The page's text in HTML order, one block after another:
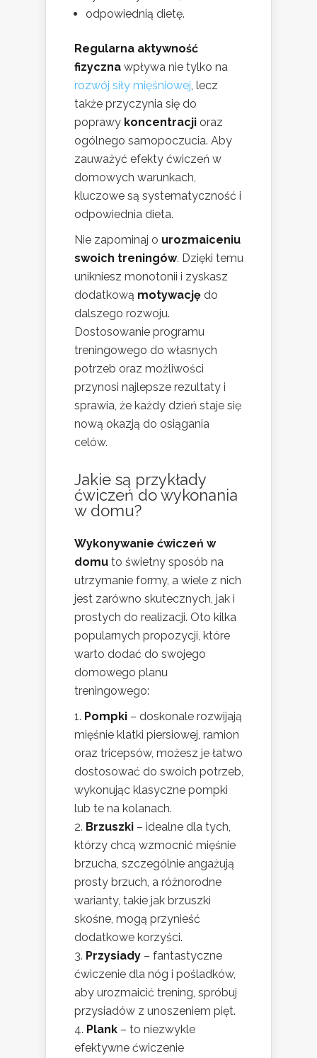
odpowiednią dietę.
Regularna aktywność
fizyczna wpływa nie tylko na
rozwój siły mięśniowej , lecz
także przyczynia się do
poprawy koncentracji oraz
ogólnego samopoczucia. Aby
zauważyć efekty ćwiczeń w
domowych warunkach,
kluczowe są systematyczność i
odpowiednia dieta.
Nie zapominaj o urozmaiceniu
swoich treningów. Dzięki temu
unikniesz monotonii i zyskasz
dodatkową motywację do
dalszego rozwoju.
Dostosowanie programu
treningowego do własnych
potrzeb oraz możliwości
przynosi najlepsze rezultaty i
sprawia, że każdy dzień staje się
nową okazją do osiągania
celów.
Jakie są przykłady
ćwiczeń do wykonania
w domu?
Wykonywanie ćwiczeń w
domu to świetny sposób na
utrzymanie formy, a wiele z nich
jest zarówno skutecznych, jak i
prostych do realizacji. Oto kilka
popularnych propozycji, które
warto dodać do swojego
domowego planu
treningowego:
Pompki – doskonale rozwijają
mięśnie klatki piersiowej, ramion
oraz tricepsów, możesz je łatwo
dostosować do swoich potrzeb,
wykonując klasyczne pompki
lub te na kolanach.
Brzuszki – idealne dla tych,
którzy chcą wzmocnić mięśnie
brzucha, szczególnie angażują
prosty brzuch, a różnorodne
warianty, takie jak brzuszki
skośne, mogą przynieść
dodatkowe korzyści.
Przysiady – fantastyczne
ćwiczenie dla nóg i pośladków,
aby urozmaicić trening, spróbuj
przysiadów z unoszeniem pięt.
Plank – to niezwykle
efektywne ćwiczenie